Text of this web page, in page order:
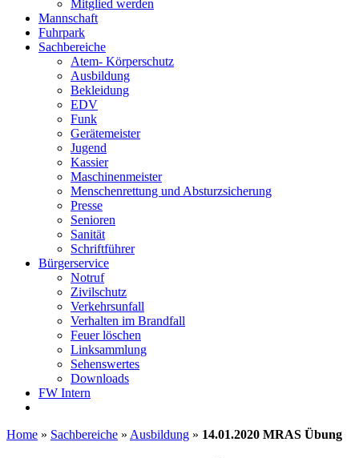
Mitglied werden
Mannschaft
Fuhrpark
Sachbereiche
Atem- Körperschutz
Ausbildung
Bekleidung
EDV
Funk
Gerätemeister
Jugend
Kassier
Maschinenmeister
Menschenrettung und Absturzsicherung
Presse
Senioren
Sanität
Schriftführer
Bürgerservice
Notruf
Zivilschutz
Verkehrsunfall
Verhalten im Brandfall
Feuer löschen
Linksammlung
Sehenswertes
Downloads
FW Intern
Home » Sachbereiche » Ausbildung » 14.01.2020 MRAS Übung